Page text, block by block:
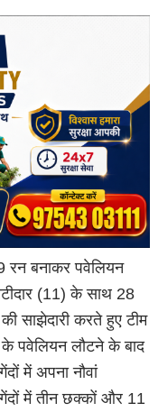
रन बनाकर पवेलियन
(11) के साथ 28
साझेदारी करते हुए टीम
के पवेलियन लौटने के बाद
में अपना नौवां
में तीन छक्कों और 11